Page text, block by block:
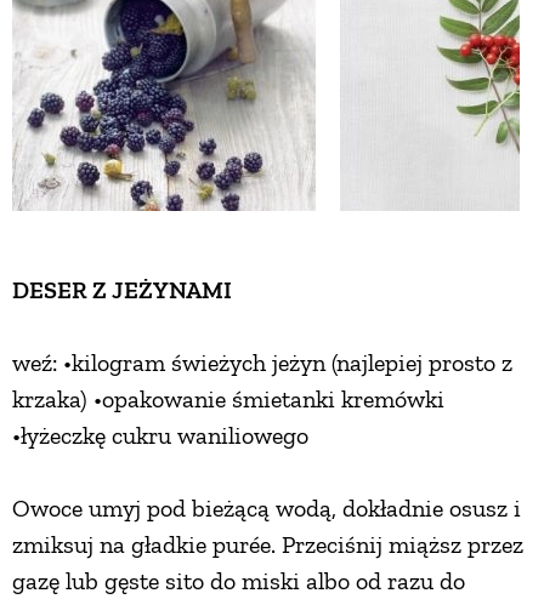
DESER Z JEŻYNAMI
weź: •kilogram świeżych jeżyn (najlepiej prosto z
krzaka) •opakowanie śmietanki kremówki
•łyżeczkę cukru waniliowego
Owoce umyj pod bieżącą wodą, dokładnie osusz i
zmiksuj na gładkie purée. Przeciśnij miąższ przez
gazę lub gęste sito do miski albo od razu do
GRZYBY
KRAJOBRAZ
RĘKODZIEŁO
RZEMIOSŁO
ZWYCZAJE
ZRÓB TO SAM
PRZEPISY
ŚNIADANIA